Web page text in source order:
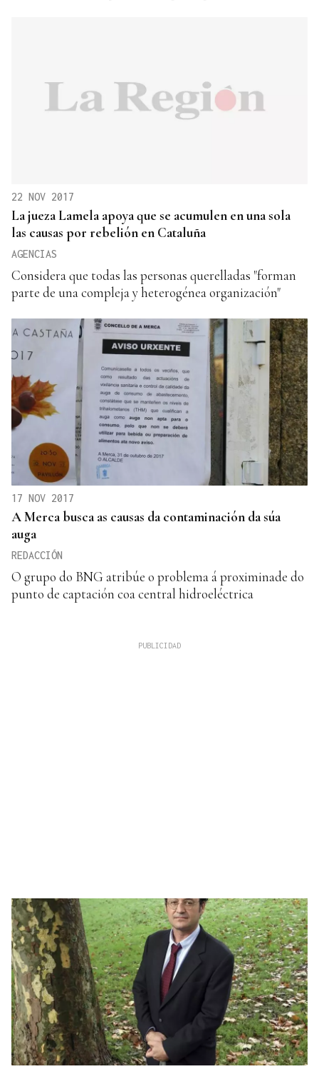
22 NOV 2017
La jueza Lamela apoya que se acumulen en una sola
las causas por rebelión en Cataluña
AGENCIAS
Considera que todas las personas querelladas "forman
parte de una compleja y heterogénea organización"
17 NOV 2017
A Merca busca as causas da contaminación da súa
auga
REDACCIÓN
O grupo do BNG atribúe o problema á proximinade do
punto de captación coa central hidroeléctrica